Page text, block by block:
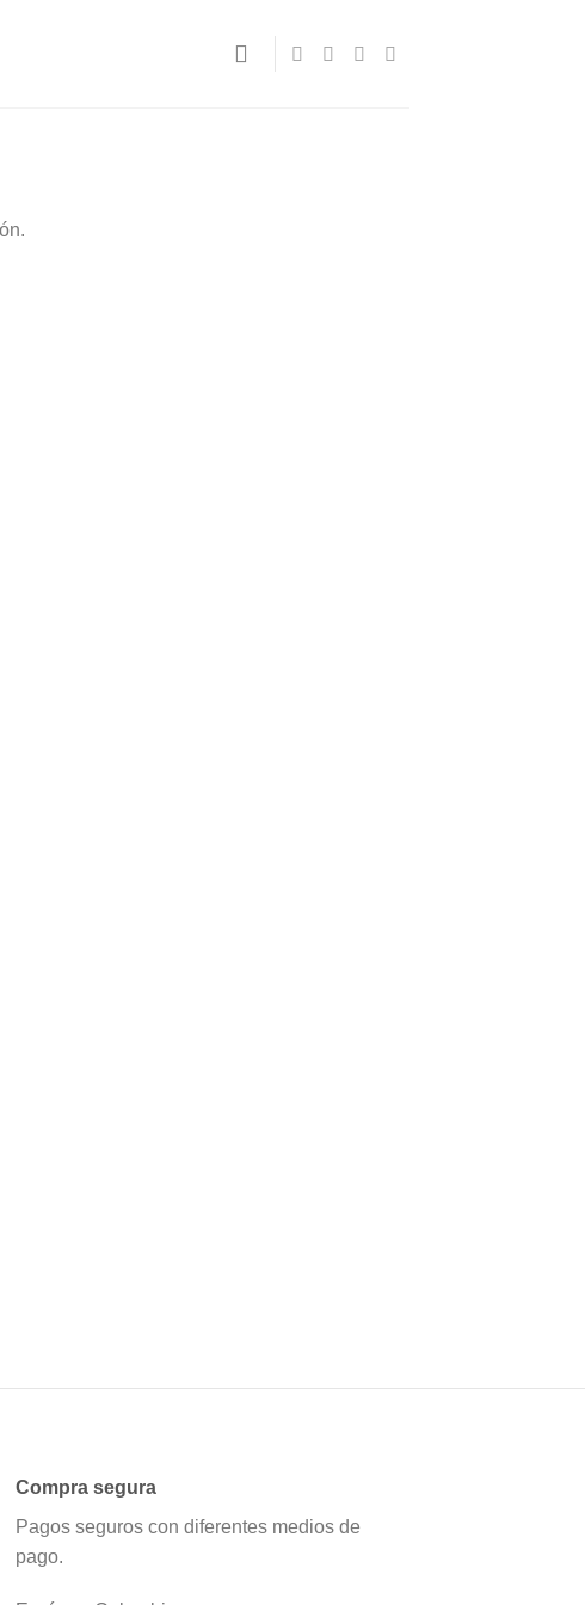
Compra segura
Pagos seguros con diferentes medios de
pago.